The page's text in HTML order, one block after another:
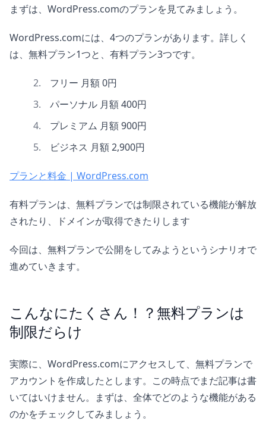
まずは、WordPress.comのプランを見てみましょう。
WordPress.comには、4つのプランがあります。詳しく
は、無料プラン1つと、有料プラン3つです。
フリー 月額 0円
パーソナル 月額 400円
プレミアム 月額 900円
ビジネス 月額 2,900円
プランと料金 | WordPress.com
有料プランは、無料プランでは制限されている機能が解放
されたり、ドメインが取得できたりします
今回は、無料プランで公開をしてみようというシナリオで
進めていきます。
こんなにたくさん！？無料プランは
制限だらけ
実際に、WordPress.comにアクセスして、無料プランで
アカウントを作成したとします。この時点でまだ記事は書
いてはいけません。まずは、全体でどのような機能がある
のかをチェックしてみましょう。